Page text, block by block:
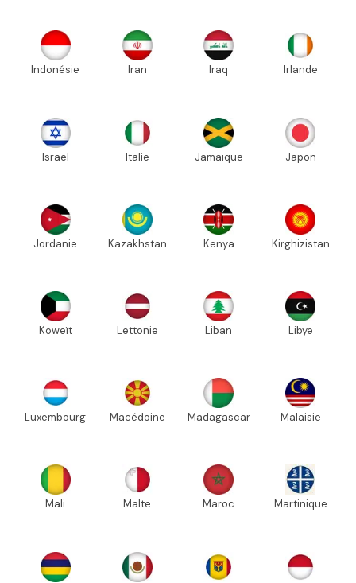
Indonésie Iran Iraq Irlande
Israël Italie Jamaïque Japon
Jordanie Kazakhstan Kenya Kirghizistan
Koweït Lettonie Liban Libye
Luxembourg Macédoine Madagascar Malaisie
Mali Malte Maroc Martinique